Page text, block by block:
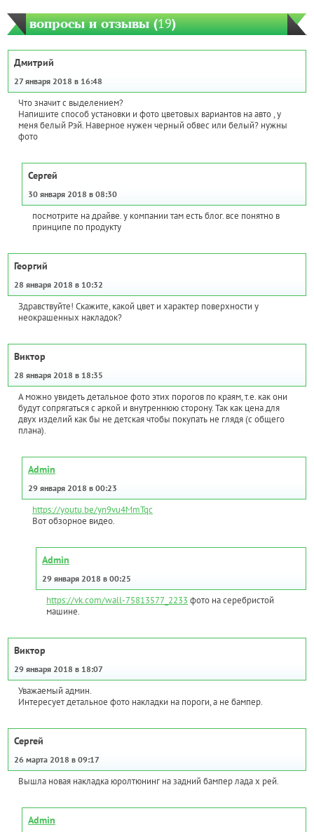
вопросы и отзывы (19)
Дмитрий
27 января 2018 в 16:48
Что значит с выделением?
Напишите способ установки и фото цветовых вариантов на авто , у
меня белый Рэй. Наверное нужен черный обвес или белый? нужны
фото
Сергей
30 января 2018 в 08:30
посмотрите на драйве. у компании там есть блог. все понятно в
принципе по продукту
Георгий
28 января 2018 в 10:32
Здравствуйте! Скажите, какой цвет и характер поверхности у
неокрашенных накладок?
Виктор
28 января 2018 в 18:35
А можно увидеть детальное фото этих порогов по краям, т.е. как они
будут сопрягаться с аркой и внутреннюю сторону. Так как цена для
двух изделий как бы не детская чтобы покупать не глядя (с общего
плана).
Admin
29 января 2018 в 00:23
https://youtu.be/yn9vu4MmTqc
Вот обзорное видео.
Admin
29 января 2018 в 00:25
https://vk.com/wall-75813577_2233 фото на серебристой
машине.
Виктор
29 января 2018 в 18:07
Уважаемый админ.
Интересует детальное фото накладки на пороги, а не бампер.
Сергей
26 марта 2018 в 09:17
Вышла новая накладка юролтюнинг на задний бампер лада х рей.
Admin